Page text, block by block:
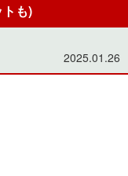
も)
2025.01.26